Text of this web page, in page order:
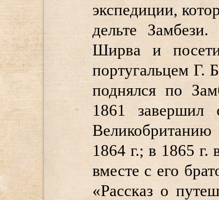
экспедиции,
дельте
Ширва и
португальцем Г.
поднялся по
1861 завершил
1864 г.; в 1865 г.
вместе с его
«Рассказ о